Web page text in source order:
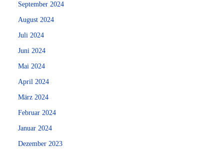
September 2024
August 2024
Juli 2024
Juni 2024
Mai 2024
April 2024
März 2024
Februar 2024
Januar 2024
Dezember 2023